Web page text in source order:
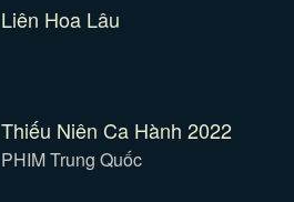
Liên Hoa Lâu
Thiếu Niên Ca Hành 2022
PHIM Trung Quốc